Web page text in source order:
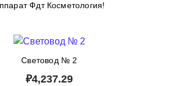
Фдт Косметология!
Световод № 2
₽4,237.29